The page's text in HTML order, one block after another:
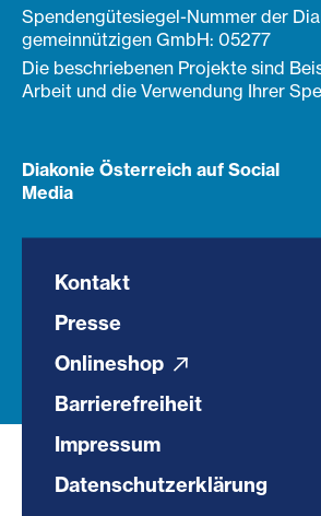
Spendengütesiegel-Nummer der
gemeinnützigen GmbH: 05277
Die beschriebenen Projekte sind
Arbeit und die Verwendung Ihrer
Diakonie Österreich auf Social
Media
Kontakt
Presse
Onlineshop
Barrierefreiheit
Impressum
Datenschutzerklärung